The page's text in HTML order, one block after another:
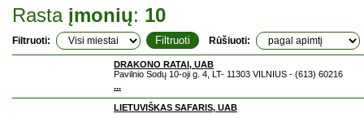
Rasta įmonių: 10
Filtruoti: Rūšiuoti:
DRAKONO RATAI, UAB
Pavilnio Sodų 10-oji g. 4, LT- 11303 VILNIUS - (613) 60216
...
LIETUVIŠKAS SAFARIS, UAB